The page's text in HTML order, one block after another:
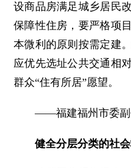
设商品房满足城乡居民
保障性住房，要严格项
本微利的原则按需定建
应优先选址公共交通相
群众“住有所居”愿望。
――福建福州市委副
健全分层分类的社